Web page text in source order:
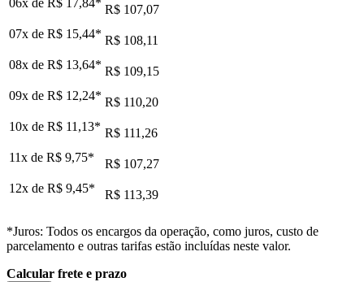
R$ 107,07
07x de R$ 15,44* R$ 108,11
08x de R$ 13,64* R$ 109,15
09x de R$ 12,24* R$ 110,20
10x de R$ 11,13* R$ 111,26
11x de R$ 9,75*
R$ 107,27
12x de R$ 9,45* R$ 113,39
*Juros: Todos os encargos da operação, como juros, custo de
parcelamento e outras tarifas estão incluídas neste valor.
Calcular frete e prazo